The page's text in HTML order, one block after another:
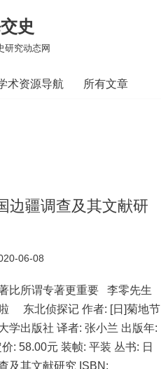
史
研究动态网
术资源导航 所有文章
边疆调查及其文献研
06-08
比所谓专著更重要 李零先生
东北侦探记 作者: [日]菊地节
学出版社 译者: 张小兰 出版年:
: 58.00元 装帧: 平装 丛书: 日
及其文献研究 ISBN: